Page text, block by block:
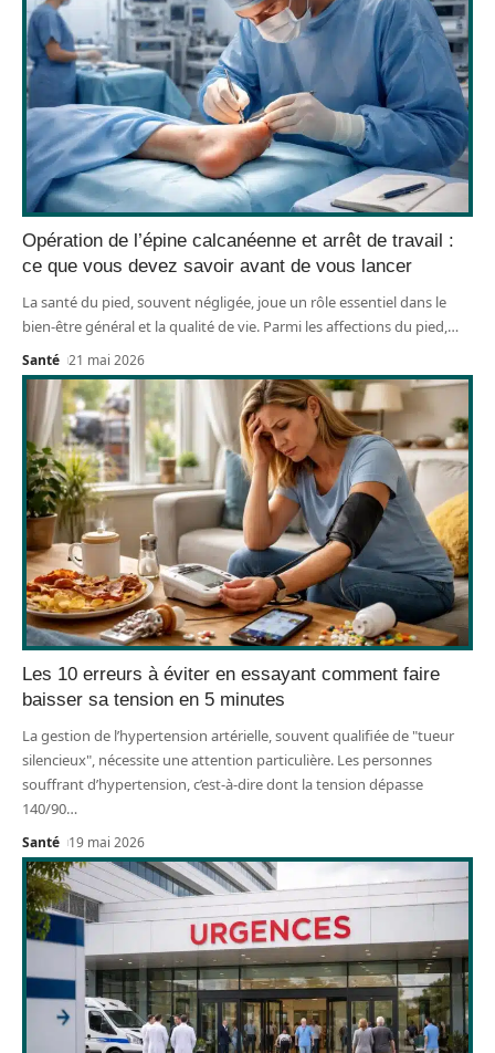
Opération de l’épine calcanéenne et arrêt de travail :
ce que vous devez savoir avant de vous lancer
La santé du pied, souvent négligée, joue un rôle essentiel dans le
bien-être général et la qualité de vie. Parmi les affections du pied,…
Santé 21 mai 2026
Les 10 erreurs à éviter en essayant comment faire
baisser sa tension en 5 minutes
La gestion de l’hypertension artérielle, souvent qualifiée de "tueur
silencieux", nécessite une attention particulière. Les personnes
souffrant d’hypertension, c’est-à-dire dont la tension dépasse
140/90…
Santé 19 mai 2026